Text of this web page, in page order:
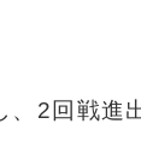
2回戦進